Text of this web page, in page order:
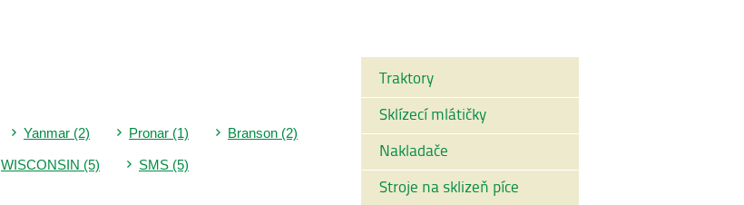
Yanmar (2) Pronar (1) Branson (2)
WISCONSIN (5) SMS (5)
Traktory
Sklízecí mlátičky
Nakladače
Stroje na sklizeň píce